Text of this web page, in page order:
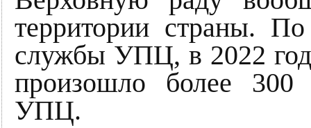
территории страны.
службы УПЦ, в 2022
произошло более 300
УПЦ.